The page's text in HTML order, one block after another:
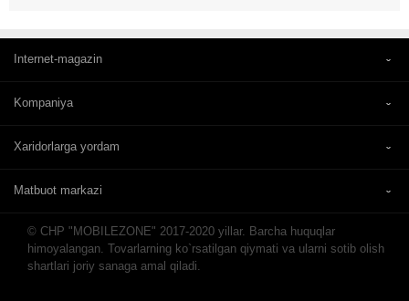
Internet-magazin
Kompaniya
Xaridorlarga yordam
Matbuot markazi
© CHP "MOBILEZONE" 2017-2020 yillar. Barcha huquqlar
himoyalangan. Tovarlarning ko`rsatilgan qiymati va ularni sotib olish
shartlari joriy sanaga amal qiladi.